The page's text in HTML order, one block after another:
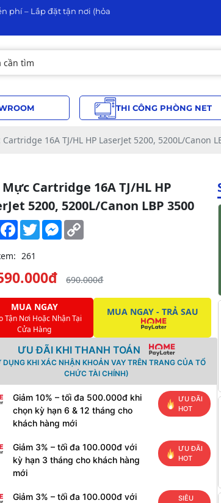
phí – Lắp đặt tận nơi (hỏa
THI CÔNG PHÒNG NET
16A TJ/HL HP LaserJet 5200, 5200L/Canon
Cartridge 16A TJ/HL HP
5200, 5200L/Canon LBP 3500
Facebook
TwitterMessenger
261
690.000đ
MUA NGAY
Tận Nơi Hoặc Nhận Tại
Cửa Hàng
MUA NGAY - TRẢ SAU
ƯU ĐÃI KHI THANH TOÁN
DỤNG KHI XÁC NHẬN KHOẢN VAY TRÊN TRANG CỦA TỔ
CHỨC TÀI CHÍNH)
Giảm 10% – tối đa 500.000đ khi
chọn kỳ hạn 6 & 12 tháng cho
khách hàng mới
ƯU ĐÃI
HOT
Giảm 3% – tối đa 100.000đ với
kỳ hạn 3 tháng cho khách hàng
mới
ƯU ĐÃI
HOT
Giảm 3% – tối đa 100.000đ với
SIÊU